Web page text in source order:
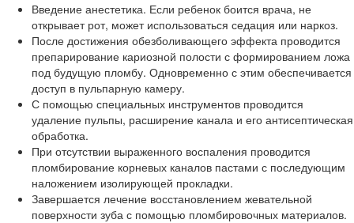
Введение анестетика. Если ребенок боится врача, не
открывает рот, может использоваться седация или наркоз.
После достижения обезболивающего эффекта проводится
препарирование кариозной полости с формированием ложа
под будущую пломбу. Одновременно с этим обеспечивается
доступ в пульпарную камеру.
С помощью специальных инструментов проводится
удаление пульпы, расширение канала и его антисептическая
обработка.
При отсутствии выраженного воспаления проводится
пломбирование корневых каналов пастами с последующим
наложением изолирующей прокладки.
Завершается лечение восстановлением жевательной
поверхности зуба с помощью пломбировочных материалов.